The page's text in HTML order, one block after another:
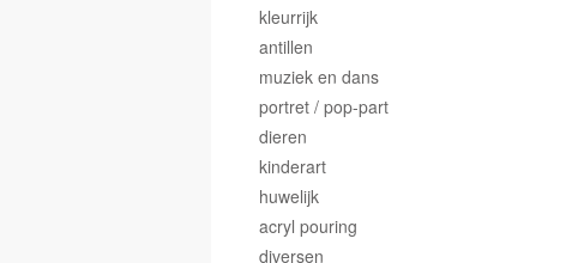
kleurrijk
antillen
muziek en dans
portret / pop-part
dieren
kinderart
huwelijk
acryl pouring
diversen